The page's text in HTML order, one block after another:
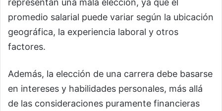
representan una mala elección, ya que el
promedio salarial puede variar según la ubicación
geográfica, la experiencia laboral y otros
factores.
Además, la elección de una carrera debe basarse
en intereses y habilidades personales, más allá
de las consideraciones puramente financieras